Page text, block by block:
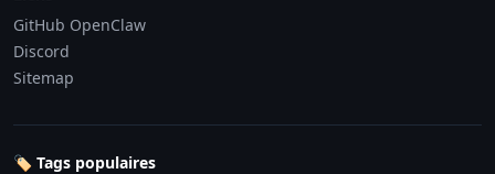
GitHub OpenClaw
Discord
Sitemap
🏷️ Tags populaires